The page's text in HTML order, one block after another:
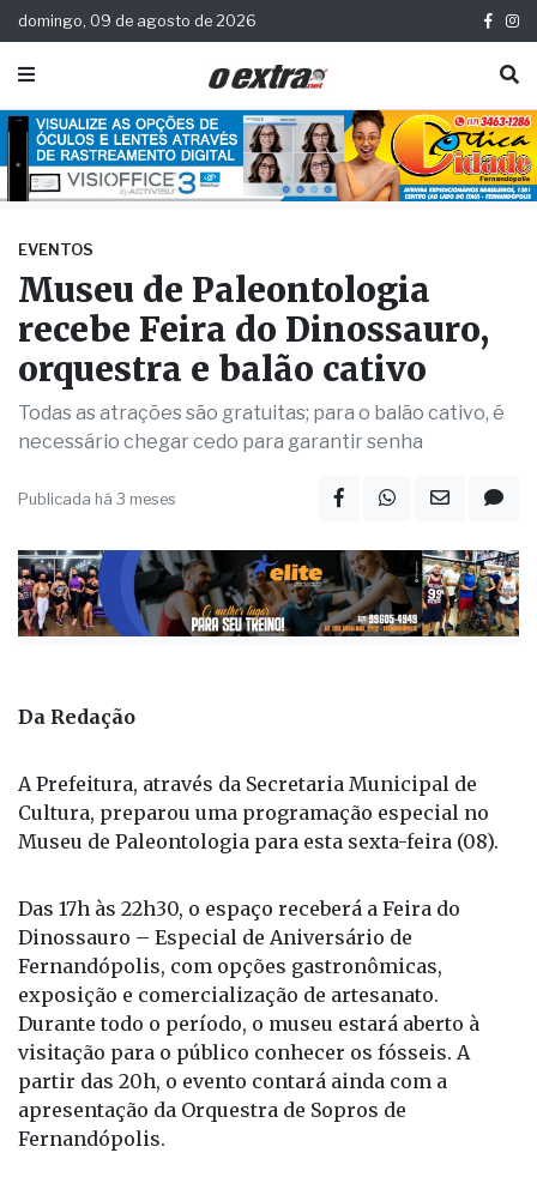
domingo, 09 de agosto de 2026
EVENTOS
Museu de Paleontologia
recebe Feira do Dinossauro,
orquestra e balão cativo
Todas as atrações são gratuitas; para o balão cativo, é
A Prefeitura, através da Secretaria Municipal de
Cultura, preparou uma programação especial no
Das 17h às 22h30, o espaço receberá a Feira do
Dinossauro – Especial de Aniversário de
Fernandópolis, com opções gastronômicas,
exposição e comercialização de artesanato.
Durante todo o período, o museu estará aberto à
visitação para o público conhecer os fósseis. A
partir das 20h, o evento contará ainda com a
apresentação da Orquestra de Sopros de